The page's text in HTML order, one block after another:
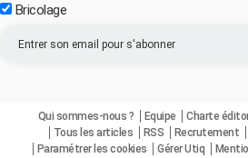
Bricolage
Qui sommes-nous ? Equipe Charte
Tous les articles
RSS Recrutement
Paramétrer les cookies
Gérer Utiq